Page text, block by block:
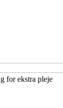
for ekstra pleje